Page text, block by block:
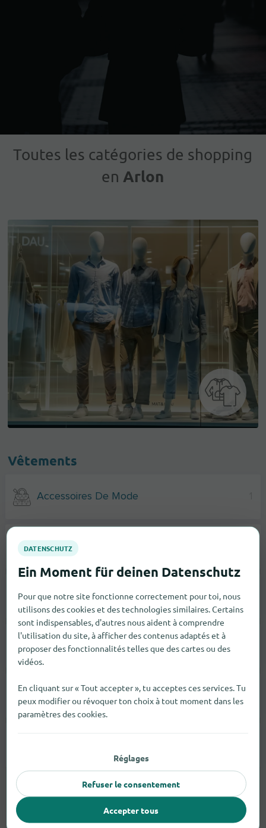
Toutes les catégories de shopping
en Arlon
Vêtements
Accessoires De Mode
Sous-Vêtements
Mode Masculine
Chaussures
Vestes
Pour que notre site fonctionne correctement pour toi, nous
utilisons des cookies et des technologies similaires. Certains
sont indispensables, d'autres nous aident à comprendre
l'utilisation du site, à afficher des contenus adaptés et à
proposer des fonctionnalités telles que des cartes ou des
vidéos.
En cliquant sur « Tout accepter », tu acceptes ces services. Tu
peux modifier ou révoquer ton choix à tout moment dans les
paramètres des cookies.
Réglages
Refuser le consentement
Accepter tous